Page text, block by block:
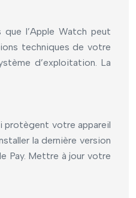
l’Apple Watch peut
techniques de votre
d’exploitation. La
protègent votre appareil
la dernière version
Pay. Mettre à jour votre